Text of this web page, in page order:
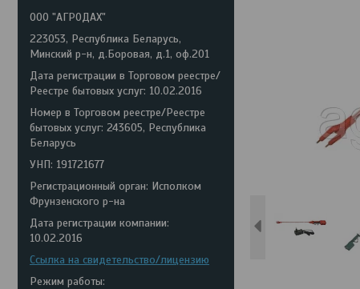
ООО "АГРОДАХ"
223053, Республика Беларусь,
Минский р-н, д.Боровая, д.1, оф.201
Дата регистрации в Торговом реестре/
Реестре бытовых услуг: 10.02.2016
Номер в Торговом реестре/Реестре
бытовых услуг: 243605, Республика
Беларусь
УНП: 191721677
Регистрационный орган: Исполком
Фрунзенского р-на
Дата регистрации компании:
10.02.2016
Ссылка на свидетельство/лицензию
Режим работы: